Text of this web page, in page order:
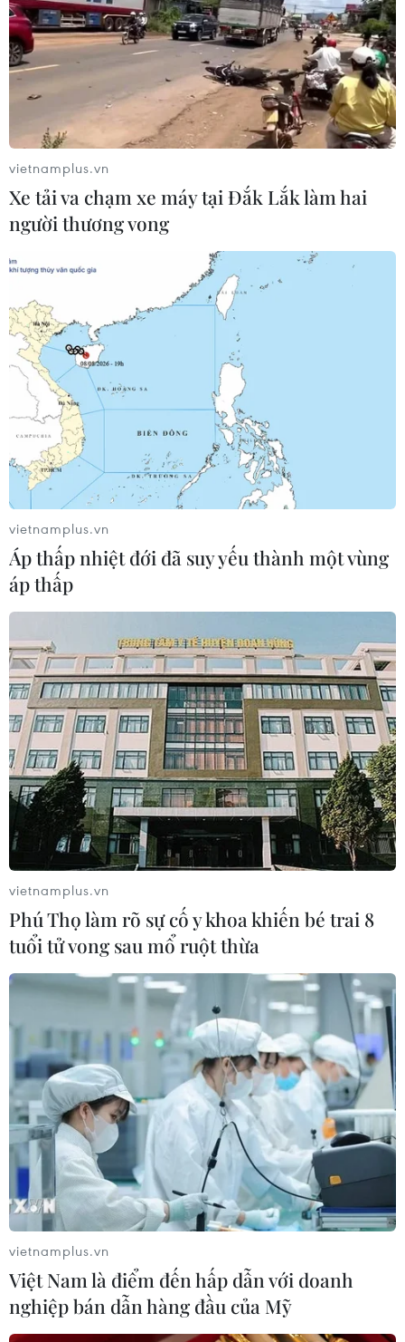
vietnamplus.vn
Xe tải va chạm xe máy tại Đắk Lắk làm hai
người thương vong
vietnamplus.vn
Áp thấp nhiệt đới đã suy yếu thành một vùng
áp thấp
vietnamplus.vn
Phú Thọ làm rõ sự cố y khoa khiến bé trai 8
tuổi tử vong sau mổ ruột thừa
vietnamplus.vn
Việt Nam là điểm đến hấp dẫn với doanh
nghiệp bán dẫn hàng đầu của Mỹ